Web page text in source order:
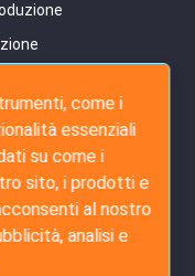
come i
essenziali
su come i
sito, i prodotti e
al nostro
analisi e